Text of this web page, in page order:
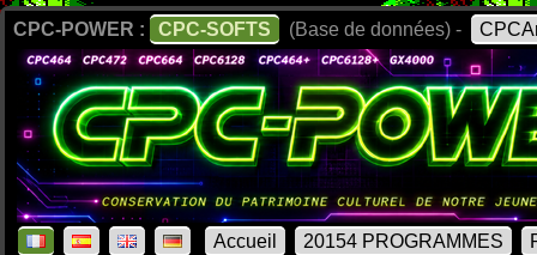
CPC-POWER : CPC-SOFTS (Base de données) -
Accueil 20154 PROGRAMMES